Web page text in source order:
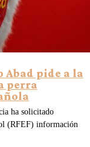
Abad pide a la
perra
ha solicitado
(RFEF) información